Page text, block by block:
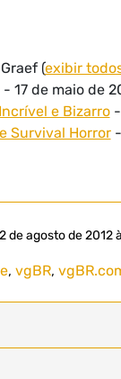
(exibir
- 17 de maio de
e Bizarro-
Survival Horror-
de agosto de 2012
, vgBR,